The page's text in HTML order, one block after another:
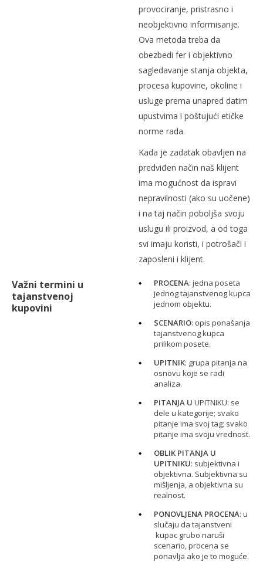
provociranje, pristrasno i
neobjektivno informisanje.
Ova metoda treba da
obezbedi fer i objektivno
sagledavanje stanja objekta,
procesa kupovine, okoline i
usluge prema unapred datim
upustvima i poštujući etičke
norme rada.
Kada je zadatak obavljen na
predviđen način naš klijent
ima mogućnost da ispravi
nepravilnosti (ako su uočene)
i na taj način poboljša svoju
uslugu ili proizvod, a od toga
svi imaju koristi, i potrošači i
zaposleni i klijent.
Važni termini u
tajanstvenoj
kupovini
PROCENA: jedna poseta
jednog tajanstvenog kupca
jednom objektu.
SCENARIO: opis ponašanja
tajanstvenog kupca
prilikom posete.
UPITNIK: grupa pitanja na
osnovu koje se radi
analiza.
PITANJA U UPITNIKU: se
dele u kategorije; svako
pitanje ima svoj tag; svako
pitanje ima svoju vrednost.
OBLIK PITANJA U
UPITNIKU: subjektivna i
objektivna. Subjektivna su
mišljenja, a objektivna su
realnost.
PONOVLJENA PROCENA: u
slučaju da tajanstveni
kupac grubo naruši
scenario, procena se
ponavlja ako je to moguće.